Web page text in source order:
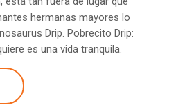
hermanas mayores lo
Drip. Pobrecito Drip:
es una vida tranquila.